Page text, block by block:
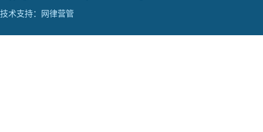
技术支持： 网律营管